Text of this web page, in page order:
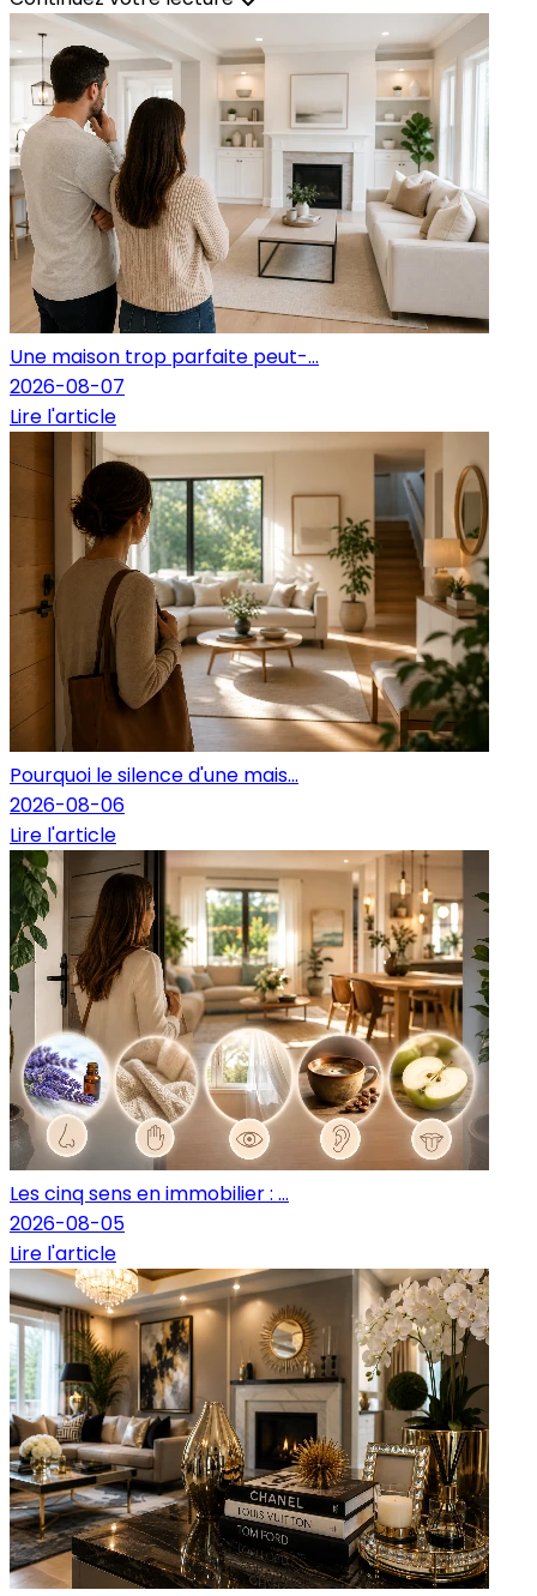
Une maison trop parfaite peut-...
2026-08-07
Lire l'article
Pourquoi le silence d'une mais...
2026-08-06
Lire l'article
Les cinq sens en immobilier : ...
2026-08-05
Lire l'article